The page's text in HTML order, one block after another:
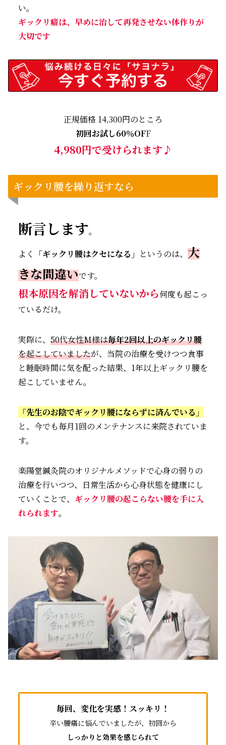
い。
ギックリ癖は、早めに治して再発させない体作りが
大切です
正規価格 14,300円のところ
初回お試し60％OFF
4,980円で受けられます♪
ギックリ腰を繰り返すなら
断言します。
よく
「ギックリ腰はクセになる」 というのは、 大
きな間違いです。
根本原因を解消していないから何度も起こっ
ているだけ。
実際に、 50代女性M様は毎年2回以上のギックリ腰
を起こしていましたが、当院の治療を受けつつ食事
と睡眠時間に気を配った結果、1年以上ギックリ腰を
起こしていません。
「先生のお陰でギックリ腰にならずに済んでいる」
と、今でも毎月1回のメンテナンスに来院されていま
す。
楽陽堂鍼灸院のオリジナルメソッドで心身の弱りの
治療を行いつつ、日常生活から心身状態を健康にし
ていくことで、 ギックリ腰の起こらない腰を手に入
れられます。
毎回、変化を実感！スッキリ！
辛い腰痛に悩んでいましたが、初回から
しっかりと効果を感じられて